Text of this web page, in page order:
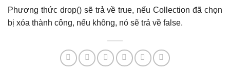
Phương thức drop() sẽ trả về true, nếu Collection đã chọn
bị xóa thành công, nếu không, nó sẽ trả về false.